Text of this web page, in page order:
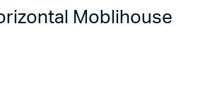
Moblihouse